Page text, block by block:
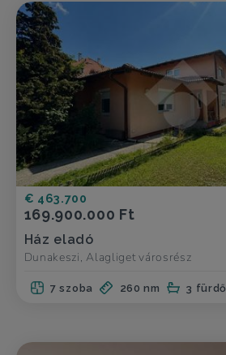
€ 463.700
169.900.000 Ft
Ház eladó
Dunakeszi, Alagliget városrész
7 szoba 260 nm 3 fürdő